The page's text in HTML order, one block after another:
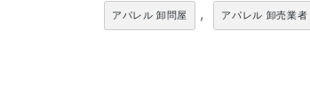
アパレル 卸問屋 , アパレル 卸売業者